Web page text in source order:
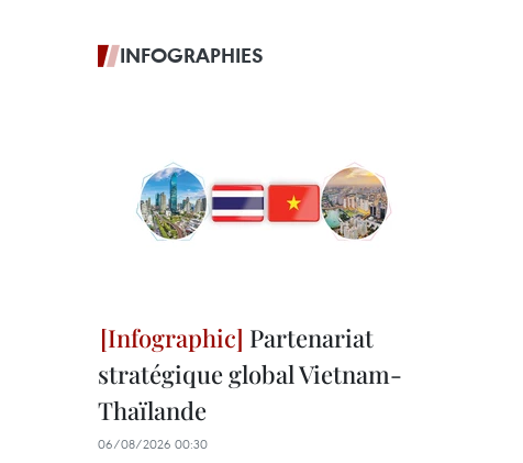
INFOGRAPHIES
Partenariat
stratégique global Vietnam-
Thaïlande
06/08/2026 00:30